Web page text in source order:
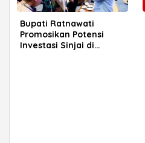
Bupati Ratnawati
Promosikan Potensi
Investasi Sinjai di